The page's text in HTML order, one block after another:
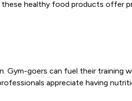
healthy food products offer
goers can fuel their training
appreciate having